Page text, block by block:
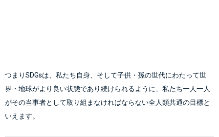
つまりSDGsは、私たち自身、そして子供・孫の世代にわたって世
界・地球がより良い状態であり続けられるように、私たち一人一人
がその当事者として取り組まなければならない全人類共通の目標と